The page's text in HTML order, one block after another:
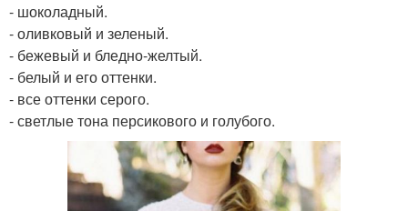
- шоколадный.
- оливковый и зеленый.
- бежевый и бледно-желтый.
- белый и его оттенки.
- все оттенки серого.
- светлые тона персикового и голубого.